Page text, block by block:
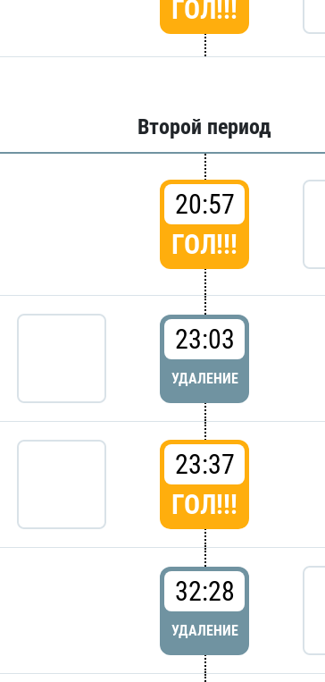
ГОЛ!!!
Второй период
20:57
ГОЛ!!!
23:03
УДАЛЕНИЕ
23:37
ГОЛ!!!
32:28
УДАЛЕНИЕ